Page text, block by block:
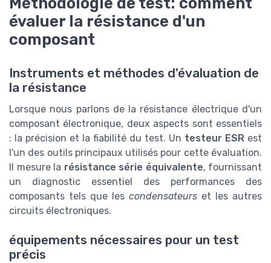
évaluer la résistance d'un
composant
Instruments et méthodes d'évaluation de
la résistance
Lorsque nous parlons de la résistance électrique d'un
composant électronique, deux aspects sont essentiels
: la précision et la fiabilité du test. Un testeur ESR est
l'un des outils principaux utilisés pour cette évaluation.
Il mesure la résistance série équivalente, fournissant
un diagnostic essentiel des performances des
composants tels que les condensateurs et les autres
circuits électroniques.
équipements nécessaires pour un test
précis